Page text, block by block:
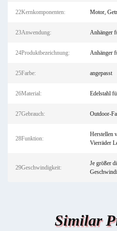
22Kernkomponenten: Motor,
23Anwendung: Anhänger
24Produktbezeichnung: Anhänger
25Farbe: angepasst
26Material: Edelstahl
27Gebrauch: Outdoor-
28Funktion:
Herstellen
Vierräder
29Geschwindigkeit:
Je größer
Similar